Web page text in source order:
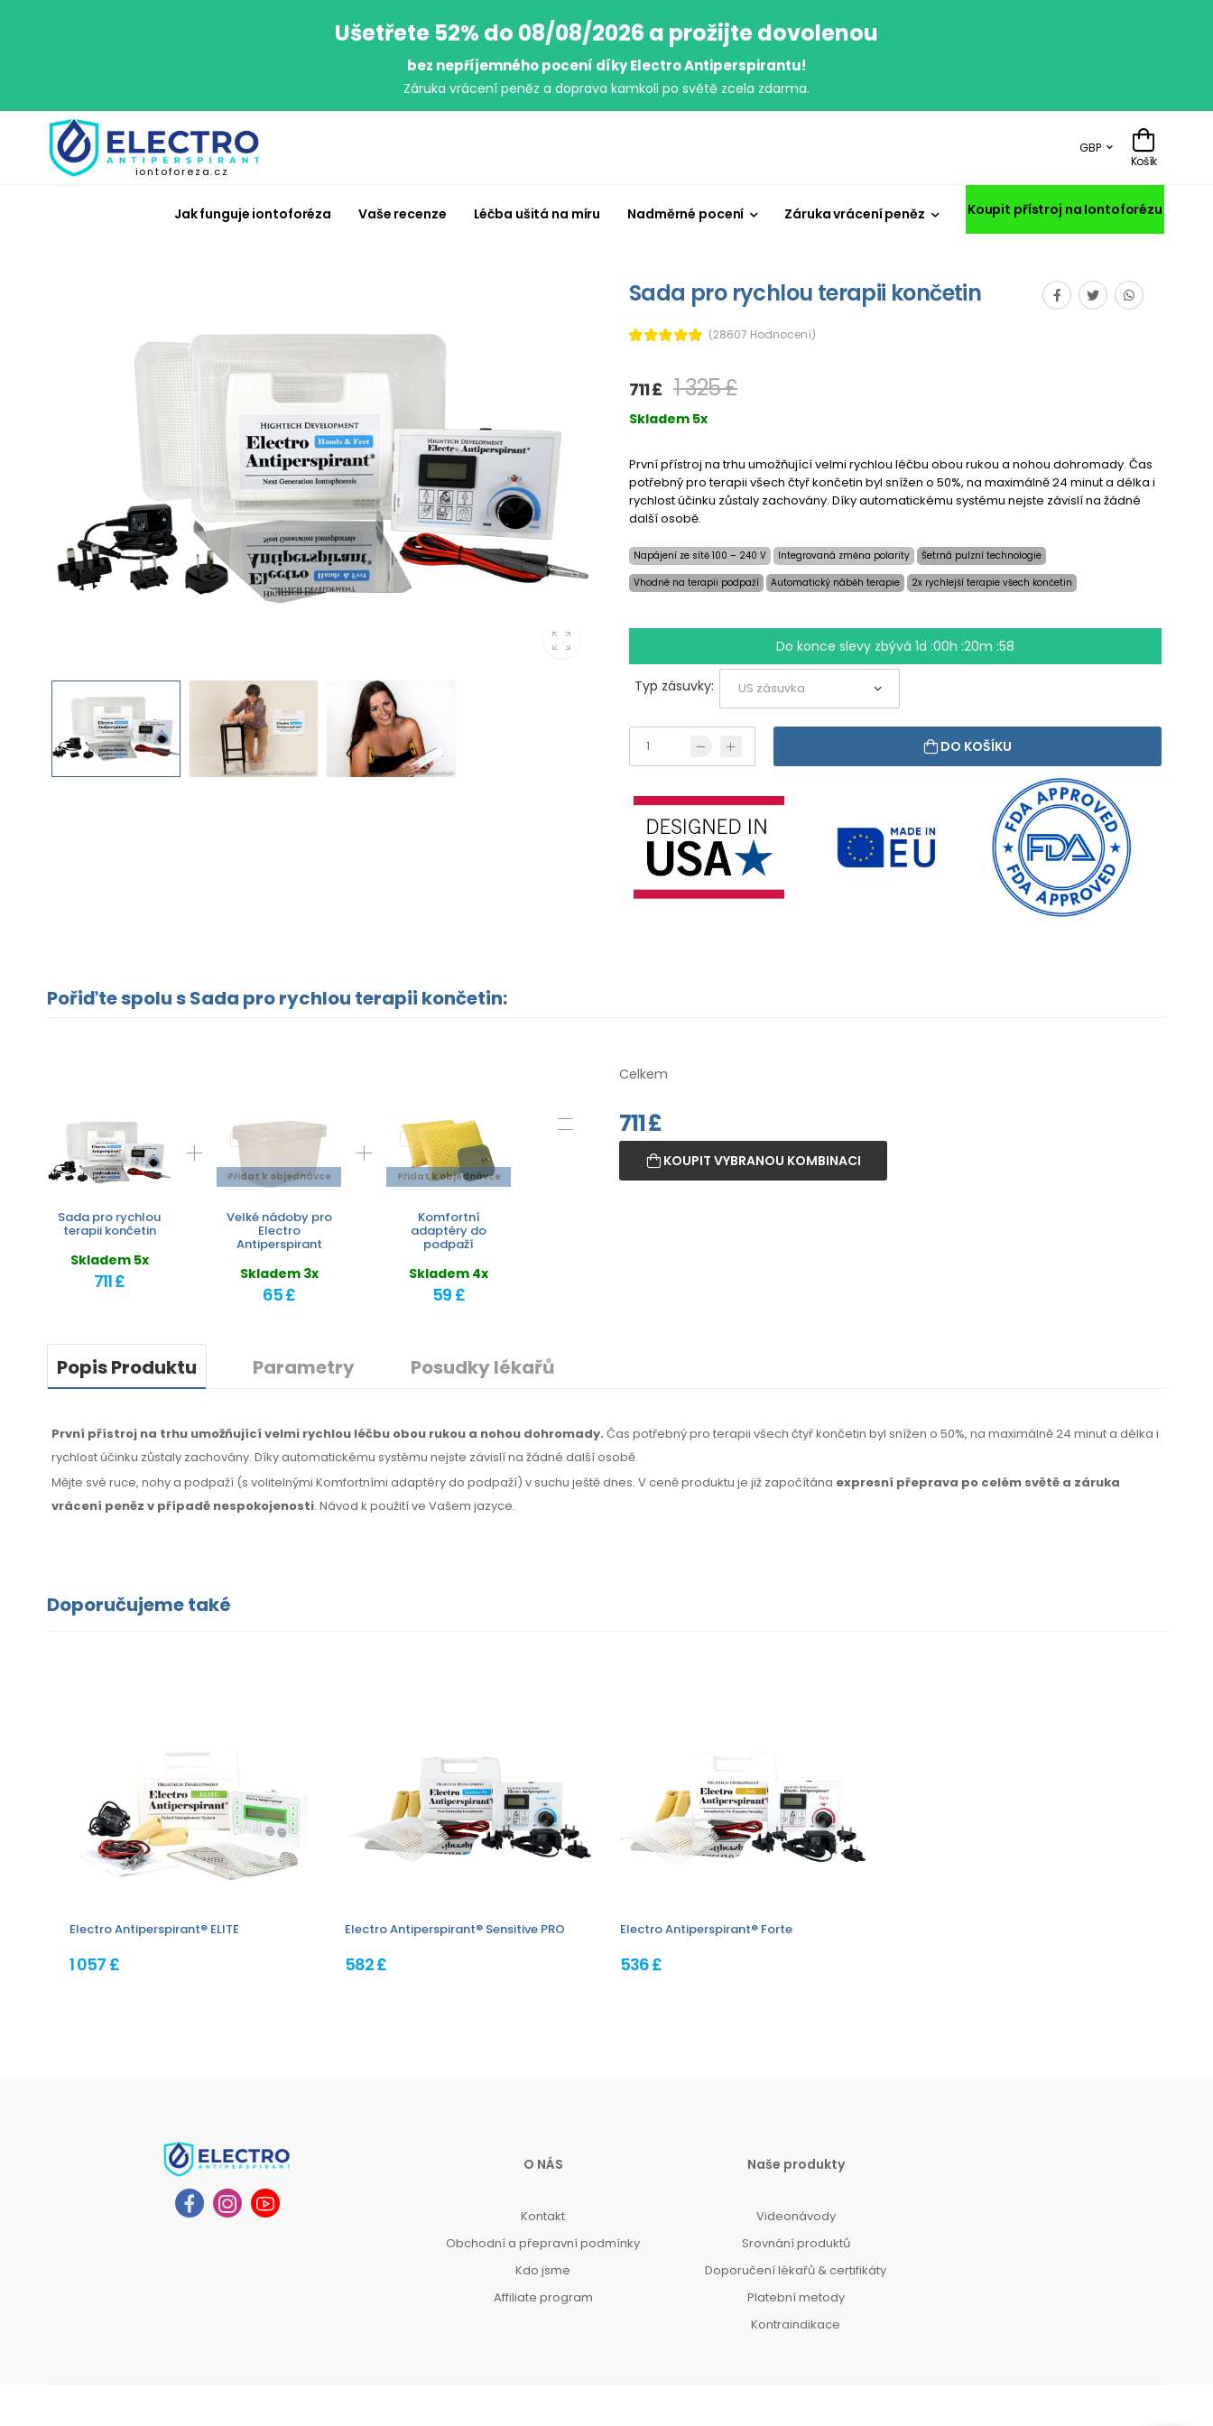
Ušetřete 52% do 08/08/2026 a prožijte dovolenou
bez nepříjemného pocení díky Electro Antiperspirantu!
Záruka vrácení peněz a doprava kamkoli po světě zcela zdarma.
iontoforeza.cz
GBP
Košík
Jak funguje iontoforéza Vaše recenze Léčba ušitá na míru Nadměrné pocení Záruka vrácení peněz Koupit přístroj na Iontoforézu
Sada pro rychlou terapii končetin
(28607 Hodnocení)
711 £ 1 325 £
Skladem 5x
První přístroj na trhu umožňující velmi rychlou léčbu obou rukou a nohou dohromady. Čas
potřebný pro terapii všech čtyř končetin byl snížen o 50%, na maximálně 24 minut a délka i
rychlost účinku zůstaly zachovány. Díky automatickému systému nejste závislí na žádné
další osobě.
Napájení ze sítě 100 – 240 V Integrovaná změna polarity
Šetrná pulzní technologie
Vhodné na terapii podpaží
Automatický náběh terapie 2x rychlejší terapie všech končetin
Do konce slevy zbývá 1d :00h :20m :57
Typ zásuvky:
DO KOŠÍKU
Pořiďte spolu s Sada pro rychlou terapii končetin:
Sada pro rychlou
terapii končetin
Skladem 5x
711 £
Přidat k objednávce
Velké nádoby pro
Electro
Antiperspirant
Skladem 3x
65 £
Přidat k objednávce
Komfortní
adaptéry do
podpaží
Skladem 4x
59 £
Celkem
711£
KOUPIT VYBRANOU KOMBINACI
Popis Produktu Parametry Posudky lékařů
První přístroj na trhu umožňující velmi rychlou léčbu obou rukou a nohou dohromady. Čas potřebnýpro terapii všech čtyř končetin byl snížen o 50%, na maximálně24 minut a délka i
rychlost účinku zůstaly zachovány. Díky automatickému systému nejste závislí na žádné další osobě.
Mějte své ruce, nohy a podpaží (s volitelnými Komfortními adaptéry do podpaží) v suchu ještě dnes. V ceně produktu je již započítána expresní přeprava po celém světě a záruka
vrácení peněz v případě nespokojenosti. Návod k použitíve Vašem jazyce.
Doporučujeme také
Electro Antiperspirant® ELITE
1 057 £
Electro Antiperspirant® Sensitive PRO
582 £
Electro Antiperspirant® Forte
536 £
O NÁS
Kontakt
Obchodní a přepravní podmínky
Kdo jsme
Affiliate program
Naše produkty
Videonávody
Srovnání produktů
Doporučení lékařů & certifikáty
Platební metody
Kontraindikace